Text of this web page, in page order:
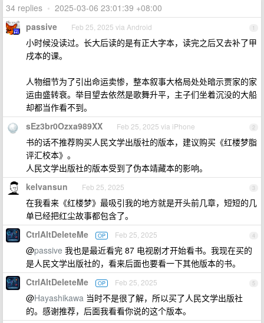
34 replies • 2025-03-06 23:01:39 +08:00
1
passive Feb 25, 2025 via Android
小时候没读过。长大后读的是有正大字本，读完之后又去补了甲
戌本的课。
人物细节为了引出命运卖惨，整本叙事大格局处处暗示贾家的家
运由盛转衰。举目望去依然是歌舞升平，主子们坐着沉没的大船
却都当作看不到。
2
sEz3br0Ozxa989XX Feb 25, 2025 via iPhone
书的话不推荐购买人民文学出版社的版本，建议购买《红楼梦脂
评汇校本》。
人民文学出版社的版本受到了伪本靖藏本的影响。
3
kelvansun Feb 25, 2025
在我看来《红楼梦》最吸引我的地方就是开头前几章，短短的几
单已经把红尘故事都包含了。
4
CtrlAltDeleteMe OP Feb 25, 2025
@passive 我也是最近看完 87 电视剧才开始看书。我现在买的
是人民文学出版社的，看来后面也要看一下其他版本的书。
5
CtrlAltDeleteMe OP Feb 25, 2025
@Hayashikawa 当时不是很了解，所以买了人民文学出版社
的。感谢推荐，后面我看看你说的这个版本。